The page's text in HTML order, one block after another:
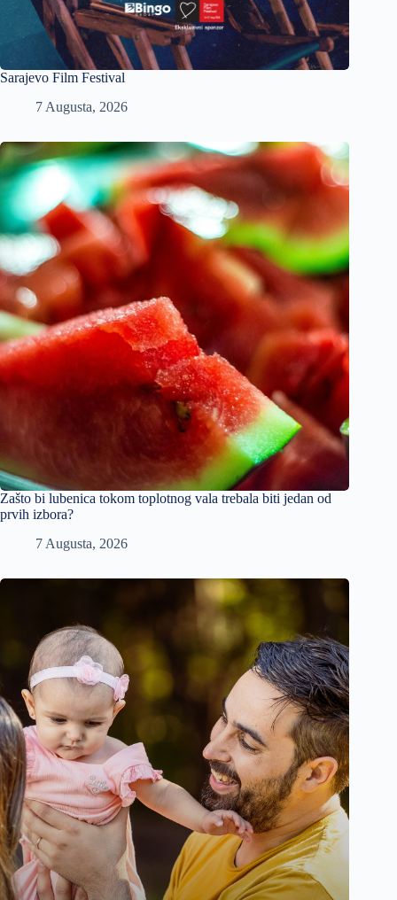
Sarajevo Film Festival
7 Augusta, 2026
Zašto bi lubenica tokom toplotnog vala trebala biti jedan od
prvih izbora?
7 Augusta, 2026